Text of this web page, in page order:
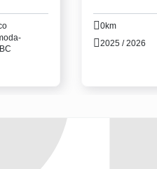
0km
2025 / 2026